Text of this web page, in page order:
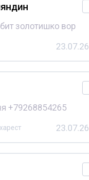
золотишко вор
23.07.26
+79268854265
23.07.26